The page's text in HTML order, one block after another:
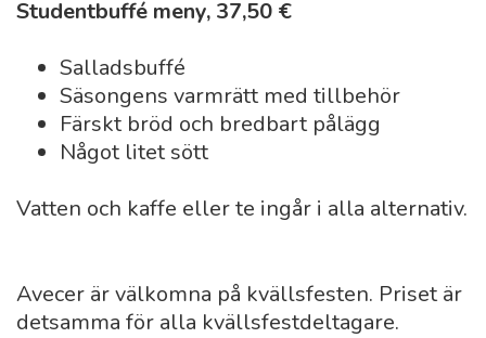
Studentbuffé meny, 37,50 €
Salladsbuffé
Säsongens varmrätt med tillbehör
Färskt bröd och bredbart pålägg
Något litet sött
Vatten och kaffe eller te ingår i alla alternativ.
Avecer är välkomna på kvällsfesten. Priset är
detsamma för alla kvällsfestdeltagare.